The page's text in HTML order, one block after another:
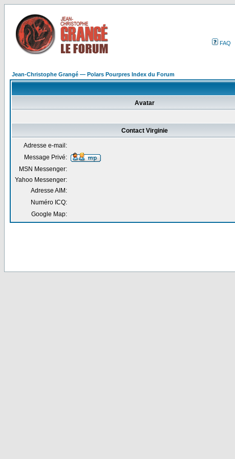
FAQ
Jean-Christophe Grangé — Polars Pourpres Index du Forum
Avatar
Contact Virginie
Adresse e-mail:
Message Privé:
MSN Messenger:
Yahoo Messenger:
Adresse AIM:
Numéro ICQ:
Google Map: